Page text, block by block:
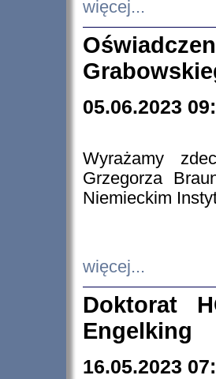
więcej...
05.06.2023
Wyrażamy
Grzegorza
Niemieckim
więcej...
Doktorat
Engelking
16.05.2023